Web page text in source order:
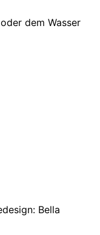
dem Wasser
Bella